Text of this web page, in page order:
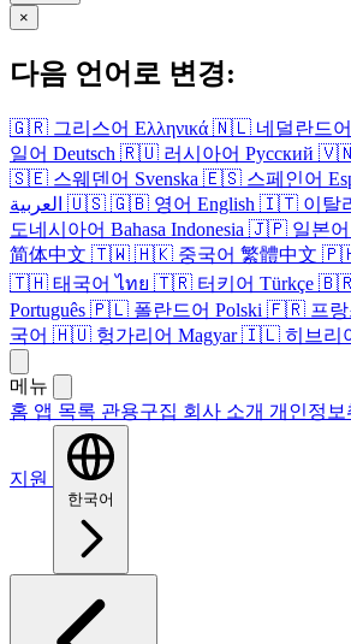
×
다음 언어로 변경:
🇬🇷 그리스어 Ελληνικά 🇳🇱 네덜란드어
일어 Deutsch 🇷🇺 러시아어 Русский
🇸🇪 스웨덴어 Svenska 🇪🇸 스페인어
العربية 🇺🇸 🇬🇧 영어 English 🇮🇹 이탈
도네시아어 Bahasa Indonesia 🇯🇵 일본어
简体中文 🇹🇼 🇭🇰 중국어 繁體中文
🇹🇭 태국어 ไทย 🇹🇷 터키어 Türkçe
Português 🇵🇱 폴란드어 Polski 🇫🇷 프
국어 🇭🇺 헝가리어 Magyar 🇮🇱 히브리
메뉴
홈 앱 목록 관용구집 회사 소개 개인정보
지원
한국어